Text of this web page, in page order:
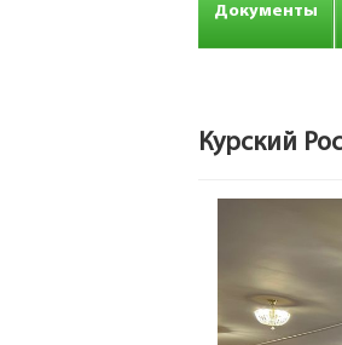
Документы
Курский